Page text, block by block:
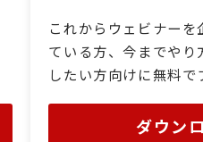
これからウェビナーを
ている方、今までやり
したい方向けに無料で
ダウン